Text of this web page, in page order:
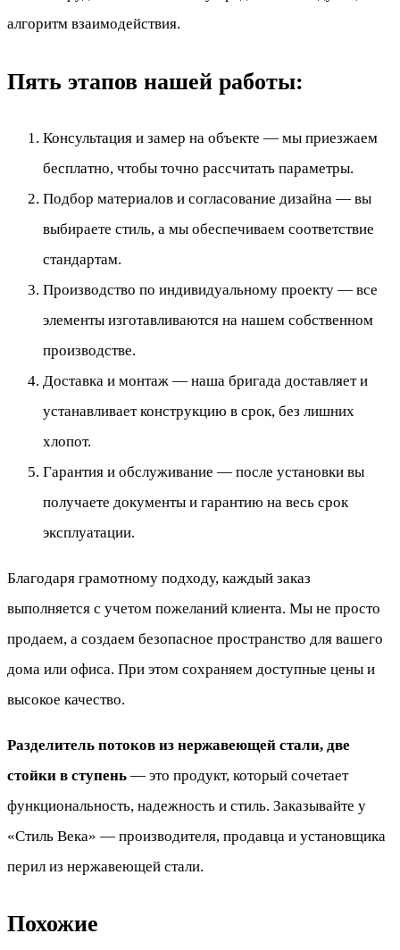
алгоритм взаимодействия.
Пять этапов нашей работы:
Консультация и замер на объекте — мы приезжаем
бесплатно, чтобы точно рассчитать параметры.
Подбор материалов и согласование дизайна — вы
выбираете стиль, а мы обеспечиваем соответствие
стандартам.
Производство по индивидуальному проекту — все
элементы изготавливаются на нашем собственном
производстве.
Доставка и монтаж — наша бригада доставляет и
устанавливает конструкцию в срок, без лишних
хлопот.
Гарантия и обслуживание — после установки вы
получаете документы и гарантию на весь срок
эксплуатации.
Благодаря грамотному подходу, каждый заказ
выполняется с учетом пожеланий клиента. Мы не просто
продаем, а создаем безопасное пространство для вашего
дома или офиса. При этом сохраняем доступные цены и
высокое качество.
Разделитель потоков из нержавеющей стали, две
стойки в ступень — это продукт, который сочетает
функциональность, надежность и стиль. Заказывайте у
«Стиль Века» — производителя, продавца и установщика
перил из нержавеющей стали.
Похожие